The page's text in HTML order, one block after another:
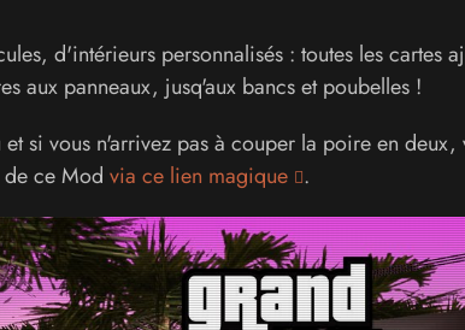
d'intérieurs personnalisés : toutes les cartes
aux panneaux, jusq'aux bancs et poubelles !
si vous n'arrivez pas à couper la poire en deux,
ce Mod via ce lien magique .